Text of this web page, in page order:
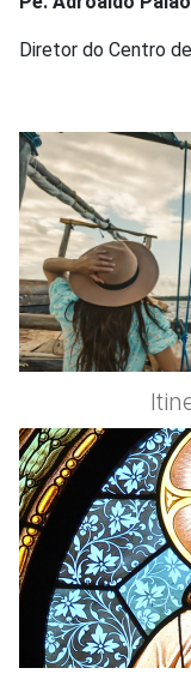
Diretor do Centro